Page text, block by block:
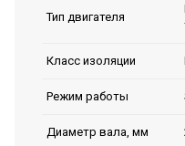
Тип двигателя
Класс изоляции
Режим работы
Диаметр вала, мм